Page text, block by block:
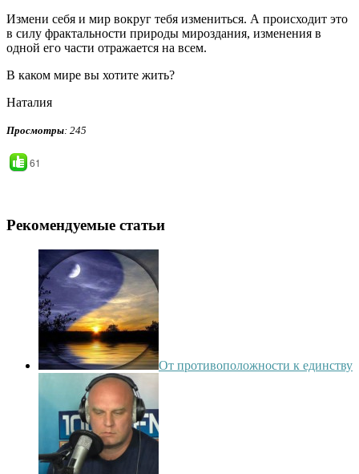
Измени себя и мир вокруг тебя измениться. А происходит это
в силу фрактальности природы мироздания, изменения в
одной его части отражается на всем.
В каком мире вы хотите жить?
Наталия
Просмотры: 245
61
Рекомендуемые статьи
От противоположности к единству